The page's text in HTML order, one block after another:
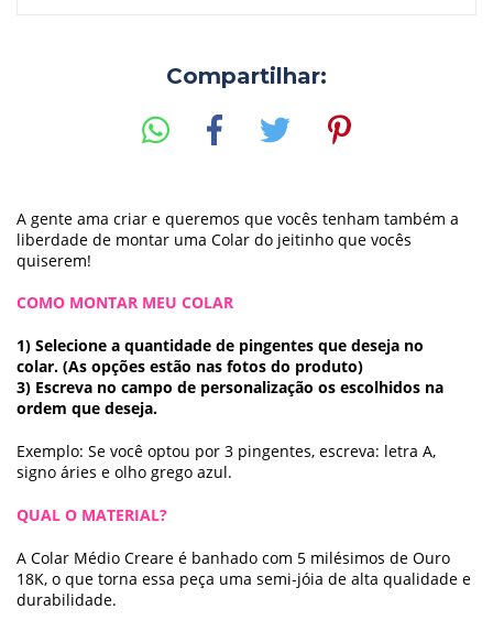
Compartilhar:
A gente ama criar e queremos que vocês tenham também a
liberdade de montar uma Colar do jeitinho que vocês
quiserem!
COMO MONTAR MEU COLAR
1) Selecione a quantidade de pingentes que deseja no
colar. (As opções estão nas fotos do produto)
3) Escreva no campo de personalização os escolhidos na
ordem que deseja.
Exemplo: Se você optou por 3 pingentes, escreva: letra A,
signo áries e olho grego azul.
QUAL O MATERIAL?
A Colar Médio Creare é banhado com 5 milésimos de Ouro
18K, o que torna essa peça uma semi-jóia de alta qualidade e
durabilidade.